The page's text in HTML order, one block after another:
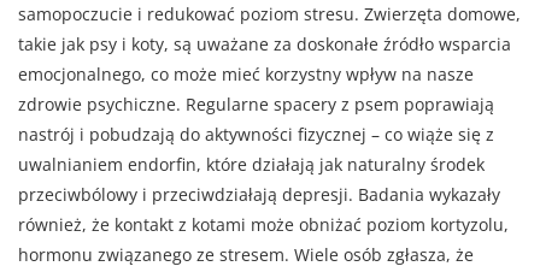
samopoczucie i redukować poziom stresu. Zwierzęta domowe,
takie jak psy i koty, są uważane za doskonałe źródło wsparcia
emocjonalnego, co może mieć korzystny wpływ na nasze
zdrowie psychiczne. Regularne spacery z psem poprawiają
nastrój i pobudzają do aktywności fizycznej – co wiąże się z
uwalnianiem endorfin, które działają jak naturalny środek
przeciwbólowy i przeciwdziałają depresji. Badania wykazały
również, że kontakt z kotami może obniżać poziom kortyzolu,
hormonu związanego ze stresem. Wiele osób zgłasza, że